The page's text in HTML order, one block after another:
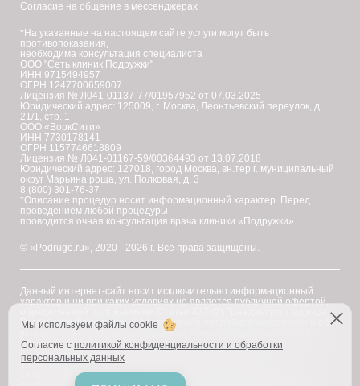
Согласие на общение в мессенджерах
*На указанные на настоящем сайте услуги могут быть
противопоказания,
необходима консультация специалиста
ООО "Сеть клиник Подружки"
ИНН 9715494957
ОГРН 1247700659007
Лицензия № Л041-01137-77/01957952 от 07.03.2025
Юридический адрес: 125009, г. Москва, Леонтьевский переулок, д.
21/1, стр. 1
ООО «ВоркСити»
ИНН 7730178141
ОГРН 1157746618809
Лицензия № Л041-01167-59/00364493 от 13.07.2018
Юридический адрес: 127018, город Москва, вн.тер.г. муниципальный
округ Марьина роща, ул. Полковая, д. 3
8 (800) 301-76-37
*Описание процедур носит информационный характер. Перед
проведением любой процедуры
проводится очная консультация врача клиники «Подружки».
© «Podruge.ru», 2020 - 2026 г. Все права защищены.
Данный интернет-сайт носит исключительно информационный
характер и ни при каких условиях не является публичной офертой,
Российской Федерации. Для получения подробной информации об
услугах, ценах и спецпредложениях, пожалуйста, обратитесь в
клинику "Подружки".
Уважаемые клиенты! В настоящее время на сайте ведутся
технические работы по приведению наименований услуг в
Мы используем файлы cookie
Согласие с политикой конфиденциальности и обработки
персональных данных